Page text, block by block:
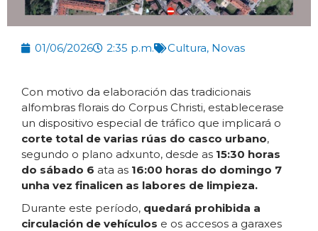
01/06/2026 2:35 p.m. Cultura, Novas
Con motivo da elaboración das tradicionais
alfombras florais do Corpus Christi, establecerase
un dispositivo especial de tráfico que implicará o
corte total de varias rúas do casco urbano,
segundo o plano adxunto, desde as 15:30 horas
do sábado 6 ata as 16:00 horas do domingo 7
unha vez finalicen as labores de limpieza.
Durante este período, quedará prohibida a
circulación de vehículos e os accesos a garaxes